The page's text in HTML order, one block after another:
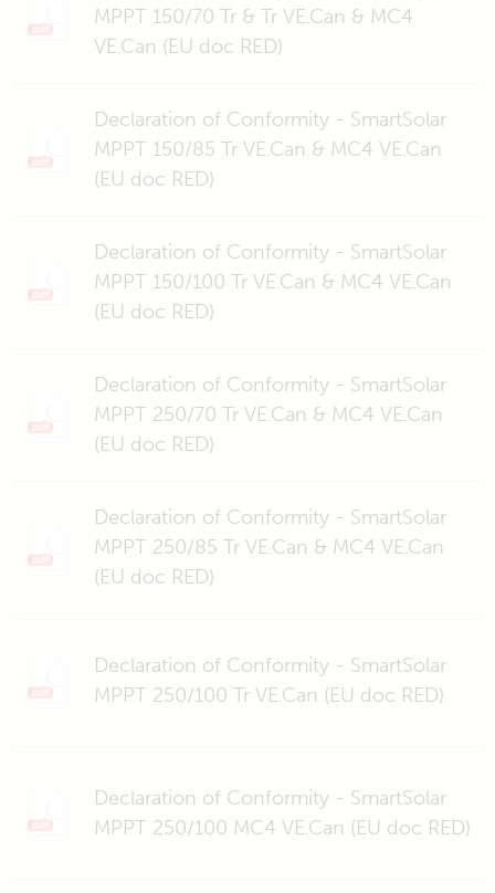
MPPT 150/70 Tr & Tr VE.Can & MC4
VE.Can (EU doc RED)
Declaration of Conformity - SmartSolar
MPPT 150/85 Tr VE.Can & MC4 VE.Can
(EU doc RED)
Declaration of Conformity - SmartSolar
MPPT 150/100 Tr VE.Can & MC4 VE.Can
(EU doc RED)
Declaration of Conformity - SmartSolar
MPPT 250/70 Tr VE.Can & MC4 VE.Can
(EU doc RED)
Declaration of Conformity - SmartSolar
MPPT 250/85 Tr VE.Can & MC4 VE.Can
(EU doc RED)
Declaration of Conformity - SmartSolar
MPPT 250/100 Tr VE.Can (EU doc RED)
Declaration of Conformity - SmartSolar
MPPT 250/100 MC4 VE.Can (EU doc RED)